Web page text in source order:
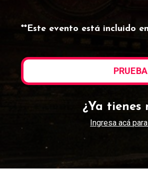
**Este evento está incluido
¿Ya tienes
Ingresa acá